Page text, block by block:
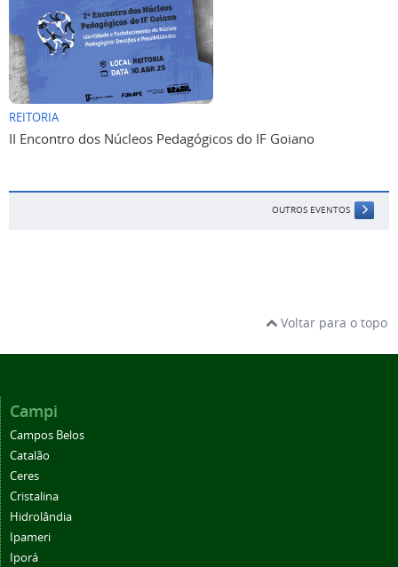
REITORIA
II Encontro dos Núcleos Pedagógicos do IF Goiano
OUTROS EVENTOS
Voltar para o topo
Campi
Campos Belos
Catalão
Ceres
Cristalina
Hidrolândia
Ipameri
Iporá